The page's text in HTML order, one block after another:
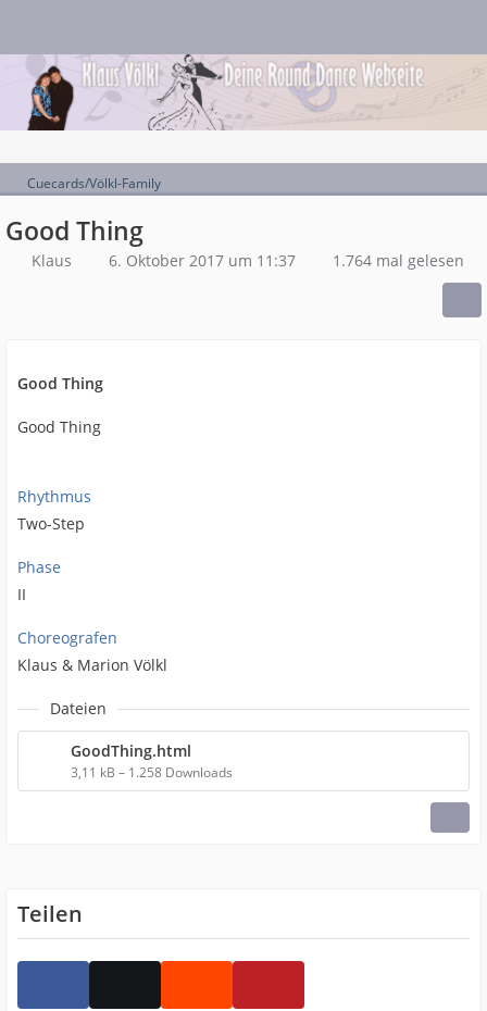
Cuecards/Völkl-Family
Good Thing
Klaus 6. Oktober 2017 um 11:37 1.764 mal gelesen
Good Thing
Good Thing
Rhythmus
Two-Step
Phase
II
Choreografen
Klaus & Marion Völkl
Dateien
GoodThing.html
3,11 kB – 1.258 Downloads
Teilen